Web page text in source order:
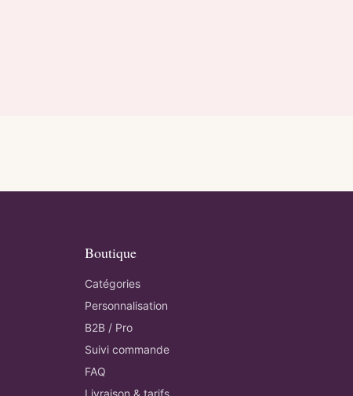
Boutique
Catégories
Personnalisation
B2B / Pro
Suivi commande
FAQ
Livraison & tarifs